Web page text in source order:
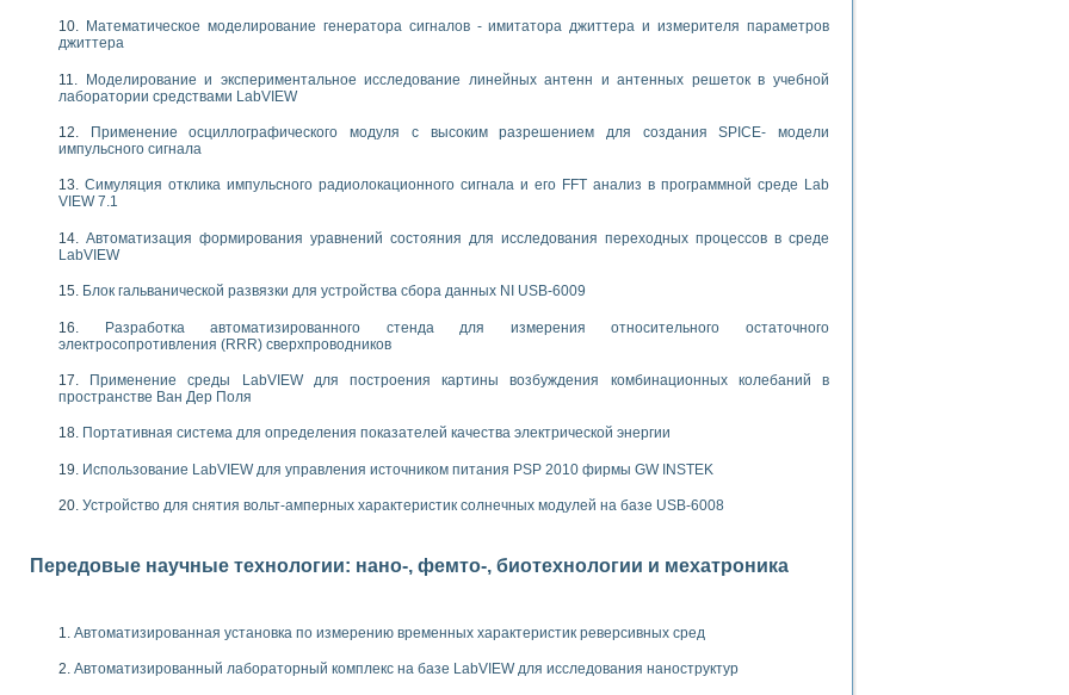
«Цифровые вычислительные устройства и микропроцессоры приборных комплексов» на основе Multisim
на основе LabVIEW
теории коммутации
для создания лабораторного практикума по измерениям магнитных величин
«Изучение магнитных свойств ферромагнетиков. Петля гистерезиса» с использованием графической среды программирования LabVIEW
интерфейсов обмена по протоколам RS232 и GPIB / имитатор оконечного устройства по интерфейсу RS232
переходных характеристик асинхронных двигателей при пуске
результатов измерительного экспримента
измерений с помощью LabVIEW
Назначение. Состав. Возможности
INSTRUMENTS для создания систем автоматизированного лабораторного практикума
и корреляционный анализ"
принципа действия универсального цифрового вольтметра
обеспечение учебных лабораторных стендов
LabVIEW
для исследования АЧХ и ФЧХ активных фильтров
одномерных сигналов на основе алгоритма полигармонической экстраполяции
принципа действия универсального цифрового вольтметра
электрических характеристик газоразрядных и люминесцентных ламп
информационно-измерительным системам (ИИС)
Математическое моделирование генератора сигналов - имитатора джиттера и измерителя параметров
джиттера
Моделирование и экспериментальное исследование линейных антенн и антенных решеток в учебной
лаборатории средствами LabVIEW
Применение осциллографического модуля с высоким разрешением для создания SPICE- модели
импульсного сигнала
Симуляция отклика импульсного радиолокационного сигнала и его FFT анализ в программной среде Lab
VIEW 7.1
Автоматизация формирования уравнений состояния для исследования переходных процессов в среде
LabVIEW
Блок гальванической развязки для устройства сбора данных NI USB-6009
Разработка автоматизированного стенда для измерения относительного остаточного
электросопротивления (RRR) сверхпроводников
Применение среды LabVIEW для построения картины возбуждения комбинационных колебаний в
пространстве Ван Дер Поля
Портативная система для определения показателей качества электрической энергии
Использование LabVIEW для управления источником питания PSP 2010 фирмы GW INSTEK
Устройство для снятия вольт-амперных характеристик солнечных модулей на базе USB-6008
Передовые научные технологии: нано-, фемто-, биотехнологии и мехатроника
Автоматизированная установка по измерению временных характеристик реверсивных сред
Автоматизированный лабораторный комплекс на базе LabVIEW для исследования наноструктур